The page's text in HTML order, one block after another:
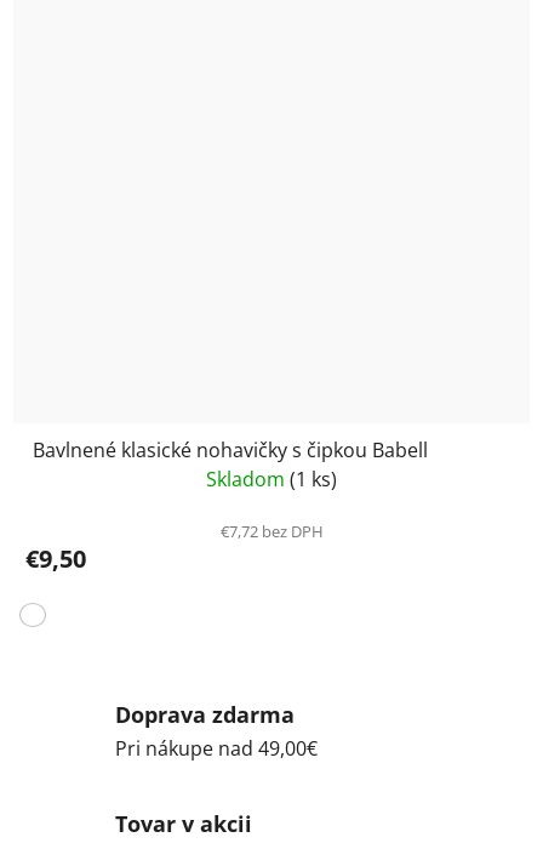
Bavlnené klasické nohavičky s čipkou Babell
Skladom (1 ks)
€7,72 bez DPH
€9,50
Doprava zdarma
Pri nákupe nad 49,00€
Tovar v akcii